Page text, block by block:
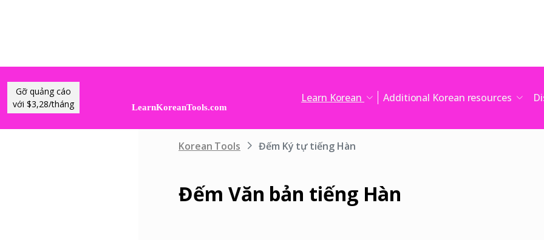
Gỡ quảng cáo
với $3,28/tháng
Learn Korean Additional Korean resources
Korean Tools Đếm Ký tự tiếng Hàn
Đếm Văn bản tiếng Hàn